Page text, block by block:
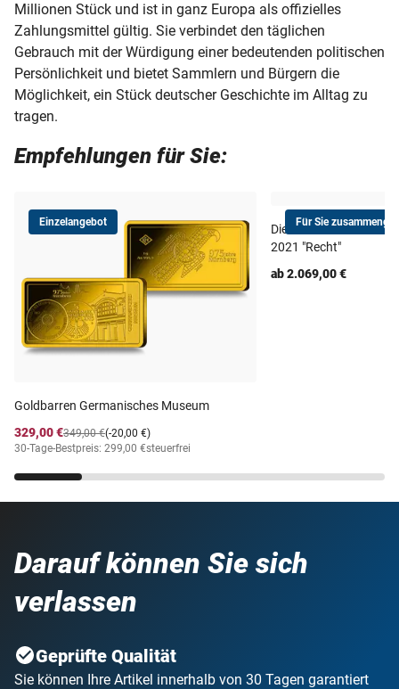
Millionen Stück und ist in ganz Europa als offizielles
Zahlungsmittel gültig. Sie verbindet den täglichen
Gebrauch mit der Würdigung einer bedeutenden politischen
Persönlichkeit und bietet Sammlern und Bürgern die
Möglichkeit, ein Stück deutscher Geschichte im Alltag zu
tragen.
Empfehlungen für Sie:
Einzelangebot
Goldbarren Germanisches Museum
329,00 €
(-20,00 €)
349,00 €
30-Tage-Bestpreis: 299,00 €steuerfrei
Für Sie
Die offizielle deutsche
2021 "Recht"
ab 2.069,00 €
Darauf können Sie sich
verlassen
Geprüfte Qualität
Sie können Ihre Artikel innerhalb von 30 Tagen garantiert